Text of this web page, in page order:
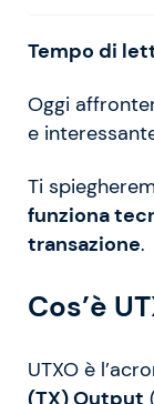
Tempo di
Oggi
e
Ti
funziona
transazione.
Cos’è
UTXO è
(TX) Output